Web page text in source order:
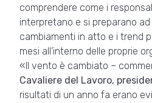
comprendere come i
interpretano e si preparano
cambiamenti in atto e i trend
mesi all’interno delle proprie
«Il vento è cambiato –
Cavaliere del Lavoro,
risultati di un anno fa erano